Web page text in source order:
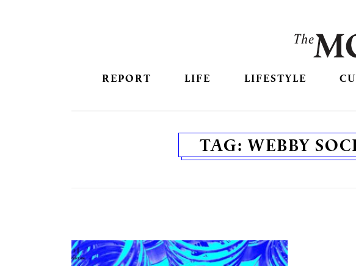
REPORT LIFE LIFESTYLE
TAG:WEBBY